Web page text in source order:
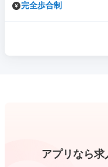
完全歩合制
アプリなら求